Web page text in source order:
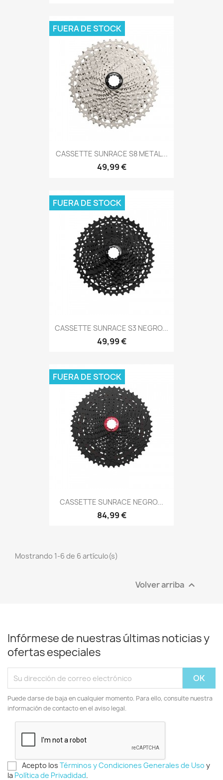
CASSETTE SUNRACE S8 METAL...
49,99 €
FUERA DE STOCK
CASSETTE SUNRACE S3 NEGRO...
49,99 €
FUERA DE STOCK
CASSETTE SUNRACE NEGRO...
84,99 €
FUERA DE STOCK
Mostrando 1-6 de 6 artículo(s)
Volver arriba 
Infórmese de nuestras últimas noticias y
ofertas especiales
Puede darse de baja en cualquier momento. Para ello, consulte nuestra
información de contacto en el aviso legal.
Acepto los Términos y Condiciones Generales de Uso y
la Política de Privadidad.